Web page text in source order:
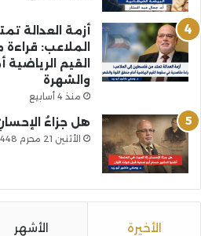
أزمة العدالة
الملاعب:
القيم
والشهرة
منذ 4 أسابيع
هل جزاءُ
الأثنين 21 محرم 1448هـ 6-7-2026م
الأخيرة الأشهر